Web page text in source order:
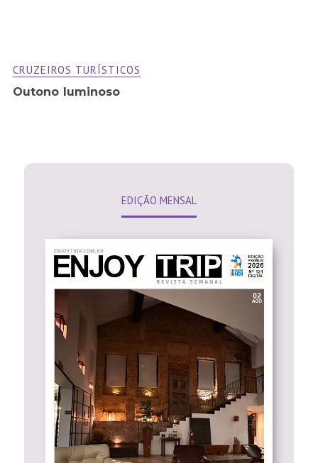
CRUZEIROS TURÍSTICOS
Outono luminoso
EDIÇÃO MENSAL